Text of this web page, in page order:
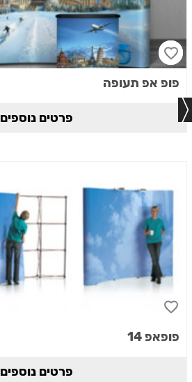
פופ אפ תעופה
פרטים נוספים
פופאפ 14
פרטים נוספים